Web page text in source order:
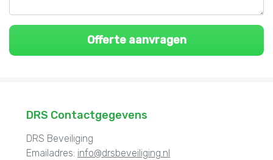
DRS Contactgegevens
DRS Beveiliging
Emailadres: info@drsbeveiliging.nl